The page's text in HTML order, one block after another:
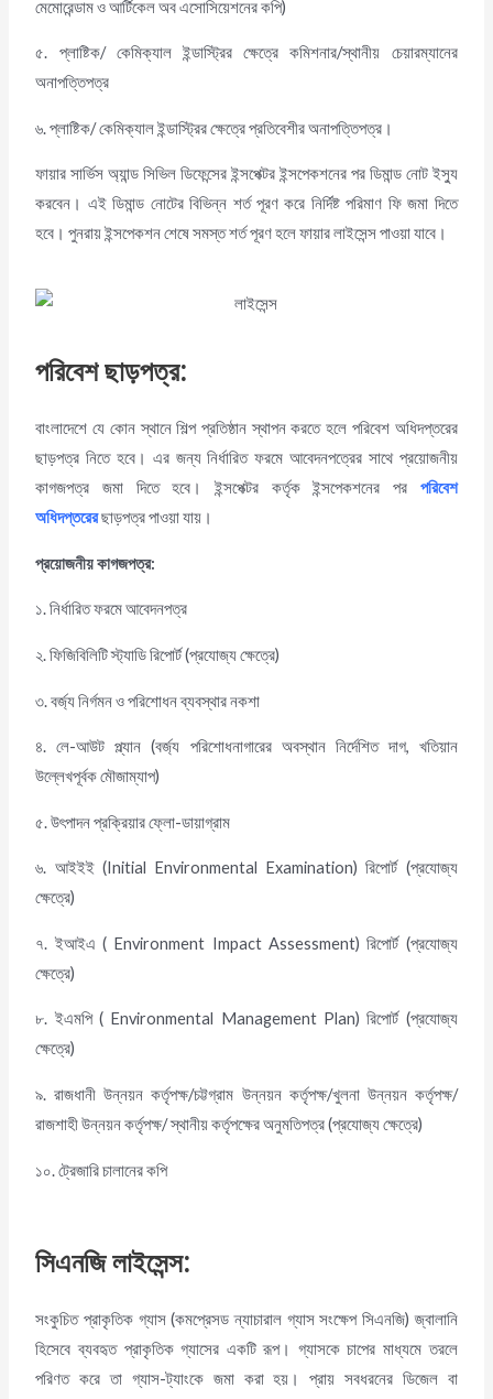
মেমোরেন্ডাম ও আর্টিকেল অব এসোসিয়েশনের কপি)
৫. প্লাষ্টিক/ কেমিক্যাল ইন্ডাস্ট্রির ক্ষেত্রে কমিশনার/স্থানীয় চেয়ারম্যানের
অনাপত্তিপত্র
৬. প্লাষ্টিক/ কেমিক্যাল ইন্ডাস্ট্রির ক্ষেত্রে প্রতিবেশীর অনাপত্তিপত্র।
ফায়ার সার্ভিস অ্যান্ড সিভিল ডিফেন্সের ইন্সপেক্টর ইন্সপেকশনের পর ডিমান্ড নোট ইস্যু
করবেন। এই ডিমান্ড নোটের বিভিন্ন শর্ত পূরণ করে নির্দিষ্ট পরিমাণ ফি জমা দিতে
হবে। পুনরায় ইন্সপেকশন শেষে সমস্ত শর্ত পূরণ হলে ফায়ার লাইসেন্স পাওয়া যাবে।
পরিবেশ ছাড়পত্র:
বাংলাদেশে যে কোন স্থানে শিল্প প্রতিষ্ঠান স্থাপন করতে হলে পরিবেশ অধিদপ্তরের
ছাড়পত্র নিতে হবে। এর জন্য নির্ধারিত ফরমে আবেদনপত্রের সাথে প্রয়োজনীয়
কাগজপত্র জমা দিতে হবে। ইন্সপেক্টর কর্তৃক ইন্সপেকশনের পর পরিবেশ
অধিদপ্তরেরছাড়পত্র পাওয়া যায়।
প্রয়োজনীয় কাগজপত্র:
১. নির্ধারিত ফরমে আবেদনপত্র
২. ফিজিবিলিটি স্ট্যাডি রিপোর্ট (প্রযোজ্য ক্ষেত্রে)
৩. বর্জ্য নির্গমন ও পরিশোধন ব্যবস্থার নকশা
৪. লে-আউট প্ল্যান (বর্জ্য পরিশোধনাগারের অবস্থান নির্দেশিত দাগ, খতিয়ান
উল্লেখপূর্বক মৌজাম্যাপ)
৫. উৎপাদন প্রক্রিয়ার ফ্লো-ডায়াগ্রাম
৬. আইইই (Initial Environmental Examination) রিপোর্ট (প্রযোজ্য
ক্ষেত্রে)
৭. ইআইএ ( Environment Impact Assessment) রিপোর্ট (প্রযোজ্য
ক্ষেত্রে)
৮. ইএমপি ( Environmental Management Plan) রিপোর্ট (প্রযোজ্য
ক্ষেত্রে)
৯. রাজধানী উন্নয়ন কর্তৃপক্ষ/চট্টগ্রাম উন্নয়ন কর্তৃপক্ষ/খুলনা উন্নয়ন কর্তৃপক্ষ/
রাজশাহী উন্নয়ন কর্তৃপক্ষ/ স্থানীয় কর্তৃপক্ষের অনুমতিপত্র (প্রযোজ্য ক্ষেত্রে)
১০. ট্রেজারি চালানের কপি
সিএনজি লাইসেন্স:
সংকুচিত প্রাকৃতিক গ্যাস (কমপ্রেসড ন্যাচারাল গ্যাস সংক্ষেপ সিএনজি) জ্বালানি
হিসেবে ব্যবহৃত প্রাকৃতিক গ্যাসের একটি রূপ। গ্যাসকে চাপের মাধ্যমে তরলে
পরিণত করে তা গ্যাস-ট্যাংকে জমা করা হয়। প্রায় সবধরনের ডিজেল বা